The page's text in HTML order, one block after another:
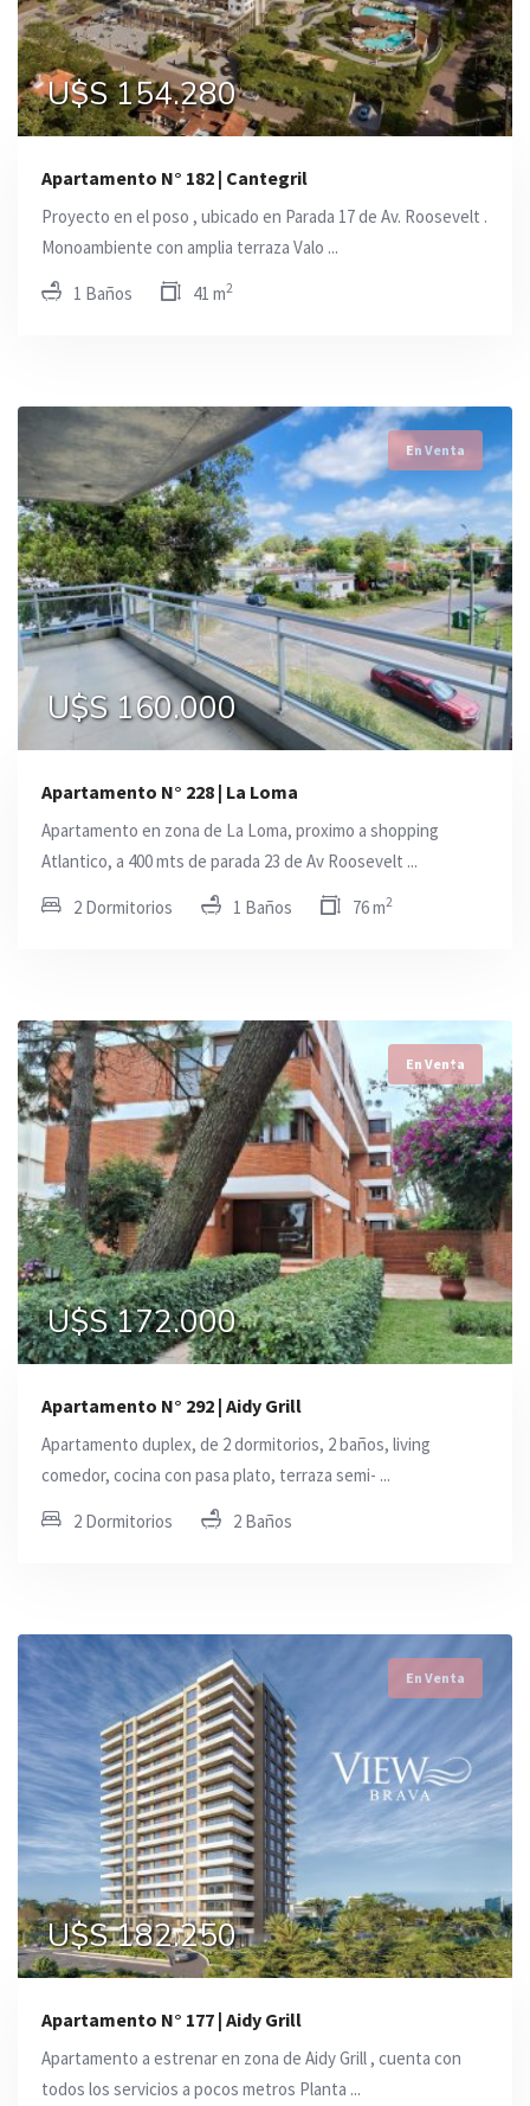
U$S 154.280
Apartamento N° 182 | Cantegril
Proyecto en el poso , ubicado en Parada 17 de Av. Roosevelt .
Monoambiente con amplia terraza Valo ...
1 Baños 41 m2
En Venta
U$S 160.000
Apartamento N° 228 | La Loma
Apartamento en zona de La Loma, proximo a shopping
Atlantico, a 400 mts de parada 23 de Av Roosevelt ...
2 Dormitorios 1 Baños 76 m2
En Venta
U$S 172.000
Apartamento N° 292 | Aidy Grill
Apartamento duplex, de 2 dormitorios, 2 baños, living
comedor, cocina con pasa plato, terraza semi- ...
2 Dormitorios 2 Baños
En Venta
U$S 182.250
Apartamento N° 177 | Aidy Grill
Apartamento a estrenar en zona de Aidy Grill , cuenta con
todos los servicios a pocos metros Planta ...